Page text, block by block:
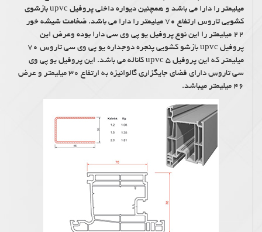
میلیمتر را دارا می باشد و همچنین دیواره داخلی پروفیل upvc بازشوی
کشویی تاروس ارتفاع ۷۰ میلیمتر را دارا می باشد. ضخامت شیشه خور
۲۲ میلیمتر را این نوع پروفیل یو پی وی سی دارا بوده وعرض این
پروفیل upvc بازشو کشویی پنجره دوجداره یو پی وی سی تاروس ۷۰
میلیمتر که این پروفیل upvc ۵ کاناله می باشد. این پروفیل یو پی وی
سی تاروس دارای فضای جایگزاری گالوانیزه به ارتفاع ۳۰ میلیمتر و عرض
۴۶ میلیمتر میباشد.